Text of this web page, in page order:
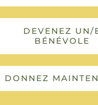
DEVENEZ UN/
BÉNÉVOLE
DONNEZ